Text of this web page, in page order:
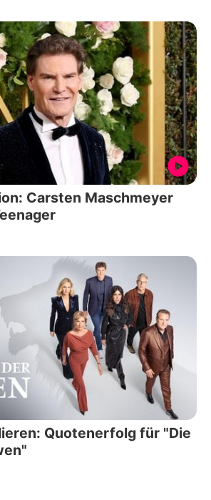
Carsten Maschmeyer
Quotenerfolg für "Die